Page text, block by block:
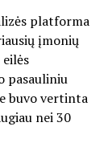
platforma
įmonių
pasauliniu
buvo vertinta
nei 30